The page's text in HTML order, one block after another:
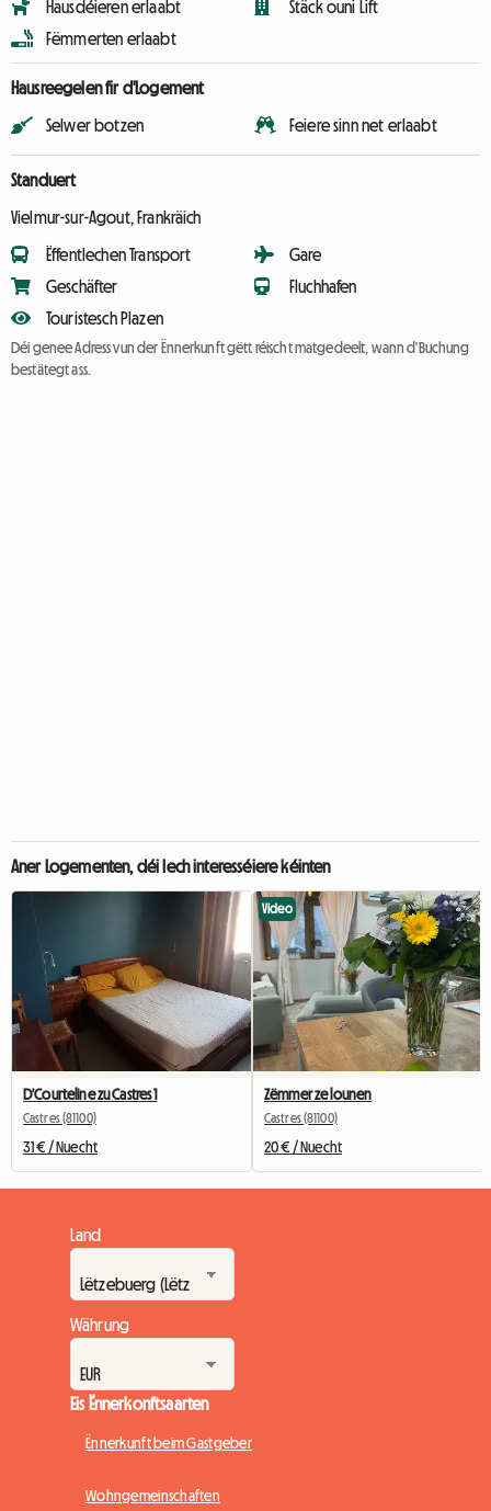
Hausdéieren erlaabt
Fëmmerten erlaabt
Stäck ouni Lift
Hausreegelen fir d'Logement
Selwer botzen Feiere sinn net erlaabt
Standuert
Vielmur-sur-Agout, Frankräich
Ëffentlechen Transport
Geschäfter
Touristesch Plazen
Gare
Fluchhafen
Déi genee Adress vun der Ënnerkunft gëtt réischt matgedeelt, wann d'Buchung
bestätegt ass.
Aner Logementen, déi Iech interesséiere kéinten
D'Courteline zu Castres 1
Castres (81100)
31 € / Nuecht
Video
Zëmmer ze lounen
Castres (81100)
20 € / Nuecht
Land
Währung
Eis Ënnerkonftsaarten
Ënnerkunft beim Gastgeber
Wohngemeinschaften